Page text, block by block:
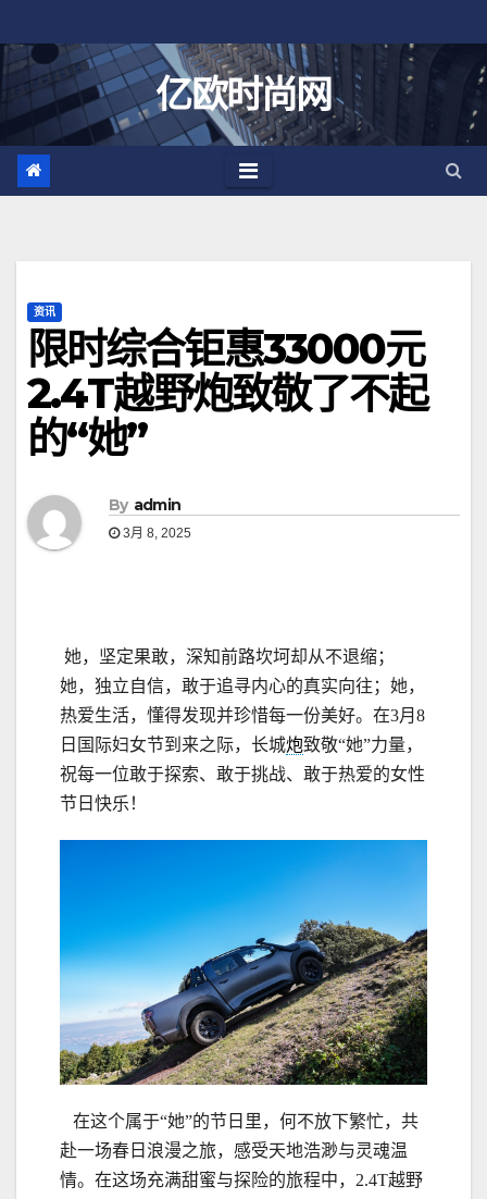
至
亿欧时尚网
资讯
限时综合钜惠33000元
2.4T越野炮致敬了不起
的“她”
By admin
3月 8, 2025
她，坚定果敢，深知前路坎坷却从不退缩；
她，独立自信，敢于追寻内心的真实向往；她，
热爱生活，懂得发现并珍惜每一份美好。在3月8
日国际妇女节到来之际，长城炮致敬“她”力量，
祝每一位敢于探索、敢于挑战、敢于热爱的女性
节日快乐！
在这个属于“她”的节日里，何不放下繁忙，共
赴一场春日浪漫之旅，感受天地浩渺与灵魂温
情。在这场充满甜蜜与探险的旅程中，2.4T越野